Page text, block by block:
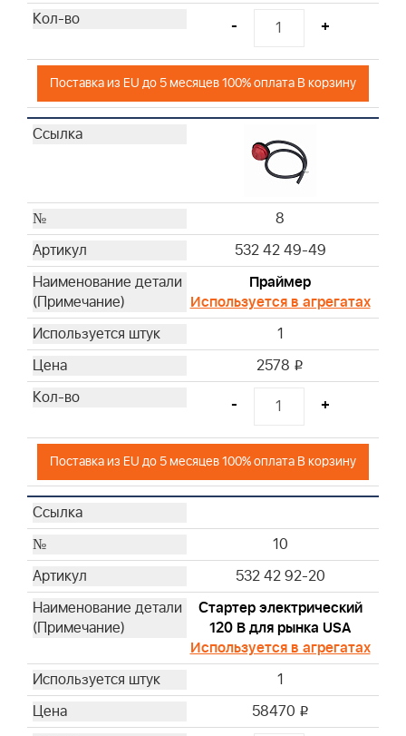
- +
Поставка из EU до 5 месяцев 100% оплата В корзину
8
532 42 49-49
Праймер
Используется в агрегатах
1
2578 i
- +
Поставка из EU до 5 месяцев 100% оплата В корзину
10
532 42 92-20
Стартер электрический
120 В для рынка USA
Используется в агрегатах
1
58470 i